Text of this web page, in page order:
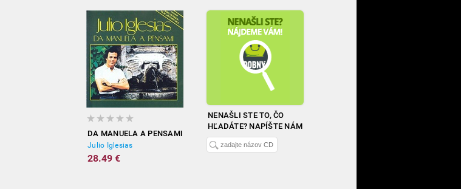
DA MANUELA A PENSAMI
Julio Iglesias
28.49 €
NENAŠLI STE TO, ČO
HĽADÁTE? NAPÍŠTE NÁM